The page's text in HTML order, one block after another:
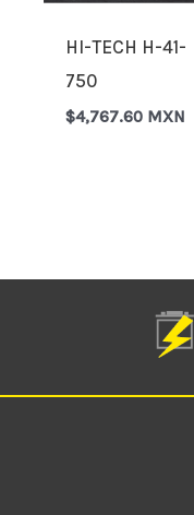
HI-TECH H-41-
750
$4,767.60 MXN